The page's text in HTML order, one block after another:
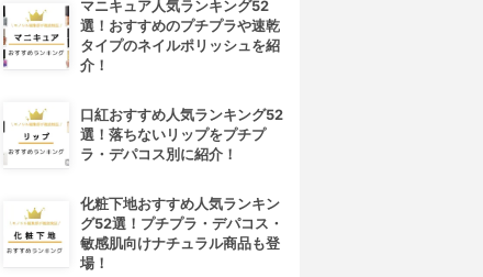
マニキュア人気ランキング52
選！おすすめのプチプラや速乾
タイプのネイルポリッシュを紹
介！
口紅おすすめ人気ランキング52
選！落ちないリップをプチプ
ラ・デパコス別に紹介！
化粧下地おすすめ人気ランキン
グ52選！プチプラ・デパコス・
敏感肌向けナチュラル商品も登
場！